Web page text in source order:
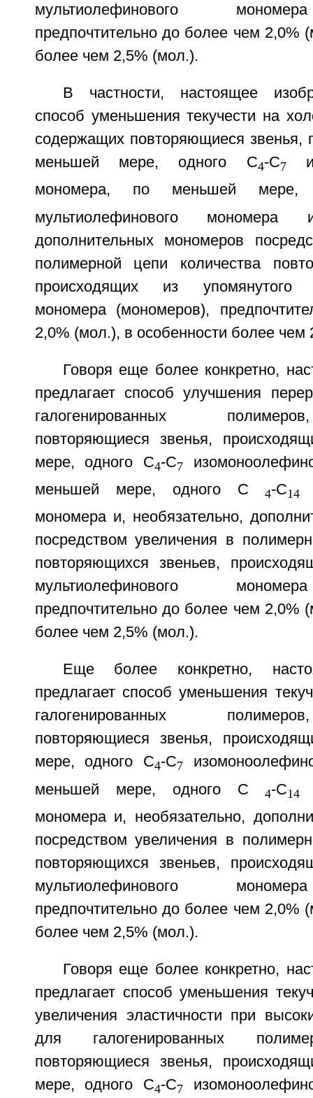
мультиолефинового
предпочтительно до более чем 2,0%
более чем 2,5% (мол.).
В частности, настоящее
способ уменьшения текучести на
содержащих повторяющиеся звенья,
меньшей мере, одного С4-С7
мономера, по меньшей
мультиолефинового мономера
дополнительных мономеров
полимерной цепи количества
происходящих из упомянутого
мономера (мономеров),
2,0% (мол.), в особенности более чем
Говоря еще более конкретно,
предлагает способ улучшения
галогенированных
повторяющиеся звенья,
мере, одного С4-С7
меньшей мере, одного С 4-С14
мономера и, необязательно,
посредством увеличения в
повторяющихся звеньев,
мультиолефинового
предпочтительно до более чем 2,0%
более чем 2,5% (мол.).
Еще более конкретно,
предлагает способ уменьшения
галогенированных
повторяющиеся звенья,
мере, одного С4-С7
меньшей мере, одного С 4-С14
мономера и, необязательно,
посредством увеличения в
повторяющихся звеньев,
мультиолефинового
предпочтительно до более чем 2,0%
более чем 2,5% (мол.).
Говоря еще более конкретно,
предлагает способ уменьшения
увеличения эластичности при
для галогенированных
повторяющиеся звенья,
мере, одного С4-С7